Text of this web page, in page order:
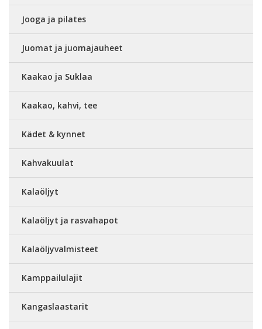
Jooga ja pilates
Juomat ja juomajauheet
Kaakao ja Suklaa
Kaakao, kahvi, tee
Kädet & kynnet
Kahvakuulat
Kalaöljyt
Kalaöljyt ja rasvahapot
Kalaöljyvalmisteet
Kamppailulajit
Kangaslaastarit